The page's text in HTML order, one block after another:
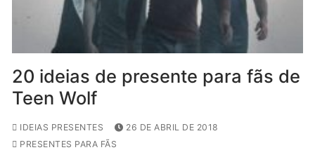
20 ideias de presente para fãs de
Teen Wolf
IDEIAS PRESENTES
26 DE ABRIL DE 2018
PRESENTES PARA FÃS